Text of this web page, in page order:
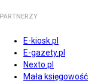
PARTNERZY
E-kiosk.pl
E-gazety.pl
Nexto.pl
Mała księgowość